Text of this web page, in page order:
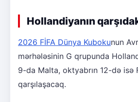
Hollandiyanın
2026 FİFA Dünya Kubokunun
mərhələsinin G qrupunda
9-da Malta, oktyabrın 12-də isə
qarşılaşacaq.